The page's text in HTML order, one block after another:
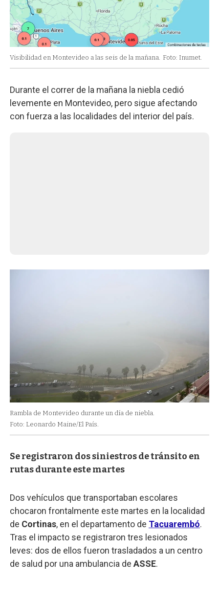
Visibilidad en Montevideo a las seis de la mañana. Foto: Inumet.
Durante el correr de la mañana la niebla cedió
levemente en Montevideo, pero sigue afectando
con fuerza a las localidades del interior del país.
Rambla de Montevideo durante un día de niebla.
Foto: Leonardo Maine/El País.
Se registraron dos siniestros de tránsito en
rutas durante este martes
Dos vehículos que transportaban escolares
chocaron frontalmente este martes en la localidad
de Cortinas, en el departamento de Tacuarembó.
Tras el impacto se registraron tres lesionados
leves: dos de ellos fueron trasladados a un centro
de salud por una ambulancia de ASSE.